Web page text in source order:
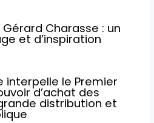
Charasse : un
et d’inspiration
interpelle le Premier
d’achat des
distribution et